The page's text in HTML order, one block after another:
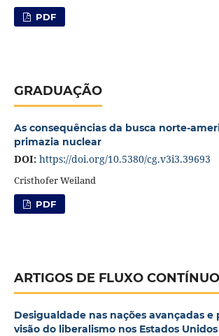
PDF
GRADUAÇÃO
As consequências da busca norte-
primazia nuclear
DOI: https://doi.org/10.5380/cg.v3i3.39693
Cristhofer Weiland
PDF
ARTIGOS DE FLUXO CONTÍNUO
Desigualdade nas nações avançadas e
visão do liberalismo nos Estados